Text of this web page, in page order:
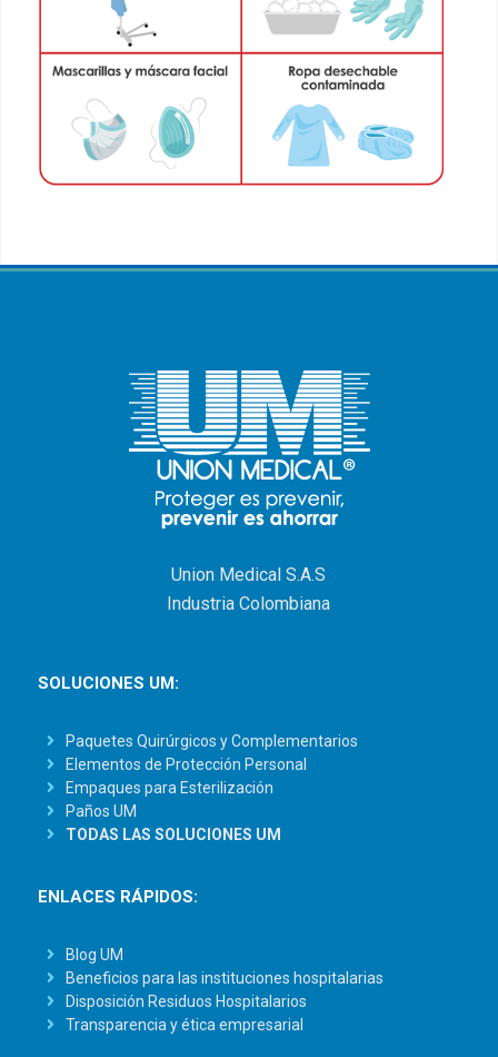
Union Medical S.A.S
Industria Colombiana
SOLUCIONES UM:
Paquetes Quirúrgicos y Complementarios
Elementos de Protección Personal
Empaques para Esterilización
Paños UM
TODAS LAS SOLUCIONES UM
ENLACES RÁPIDOS:
Blog UM
Beneficios para las instituciones hospitalarias
Disposición Residuos Hospitalarios
Transparencia y ética empresarial